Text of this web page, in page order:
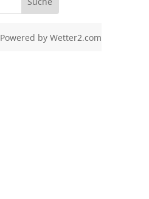
Powered by Wetter2.com